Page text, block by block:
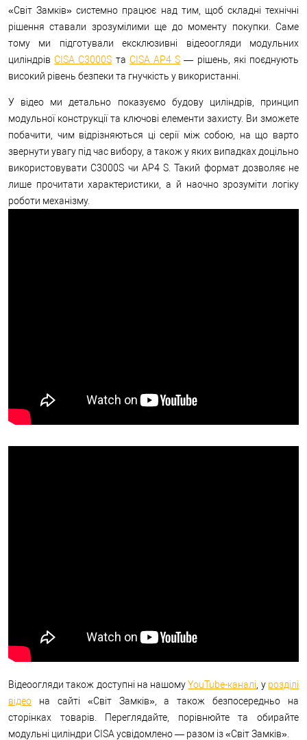
«Світ Замків» системно працює над тим, щоб складні технічні
рішення ставали зрозумілими ще до моменту покупки. Саме
тому ми підготували ексклюзивні відеоогляди модульних
циліндрівCISA C3000S та CISA AP4 S — рішень, які поєднують
високий рівень безпеки та гнучкість у використанні.
У відео ми детально показуємо будову циліндрів, принцип
модульної конструкції та ключові елементи захисту. Ви зможете
побачити, чим відрізняються ці серії між собою, на що варто
звернути увагу під час вибору, а також у яких випадках доцільно
використовувати C3000S чи AP4 S. Такий формат дозволяє не
лише прочитати характеристики, а й наочно зрозуміти логіку
роботи механізму.
Відеоогляди також доступні на нашомуYouTube-каналі , у розділі
відео на сайті «Світ Замків», а також безпосередньо на
сторінках товарів. Переглядайте, порівнюйте та обирайте
модульні циліндри CISA усвідомлено — разом із «Світ Замків».